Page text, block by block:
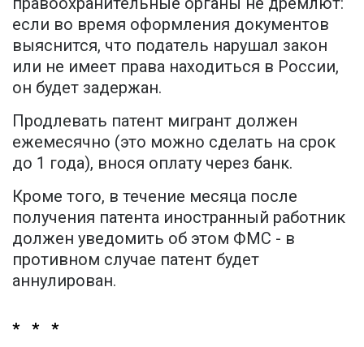
если во время оформления документов
выяснится, что податель нарушал закон
или не имеет права находиться в России,
он будет задержан.
Продлевать патент мигрант должен
ежемесячно (это можно сделать на срок
до 1 года), внося оплату через банк.
Кроме того, в течение месяца после
получения патента иностранный работник
должен уведомить об этом ФМС - в
противном случае патент будет
аннулирован.
* * *